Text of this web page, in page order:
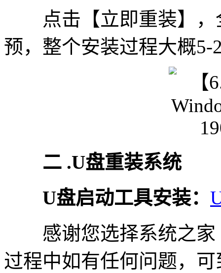
点击【立即重装】，
预，整个安装过程大概5-
二 .U盘重装系统
U盘启动工具安装：
感谢您选择系统之家
过程中如有任何问题，